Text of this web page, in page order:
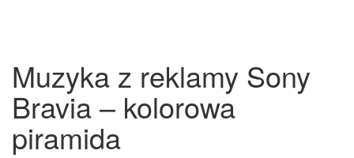
Muzyka z reklamy Sony
Bravia – kolorowa
piramida